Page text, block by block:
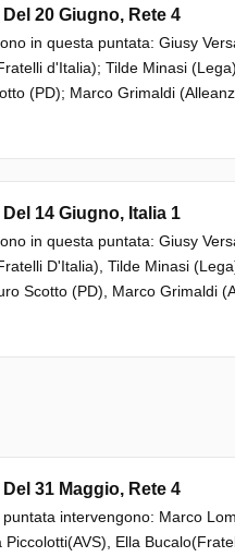
20 Giugno, Rete 4
in questa puntata: Giusy
d'Italia); Tilde Minasi
(PD); Marco Grimaldi
14 Giugno, Italia 1
in questa puntata: Giusy
D'Italia), Tilde Minasi
Scotto (PD), Marco Grimaldi
31 Maggio, Rete 4
intervengono: Marco
Piccolotti(AVS), Ella